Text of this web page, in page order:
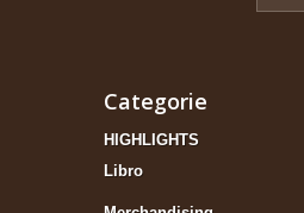
Categorie
HIGHLIGHTS
Libro